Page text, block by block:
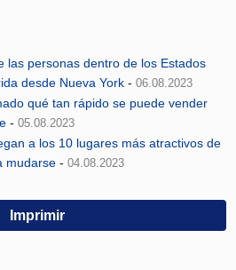
las personas dentro de los Estados
desde Nueva York -06.08.2023
qué tan rápido se puede vender
-05.08.2023
a los 10 lugares más atractivos de
mudarse -04.08.2023
Imprimir